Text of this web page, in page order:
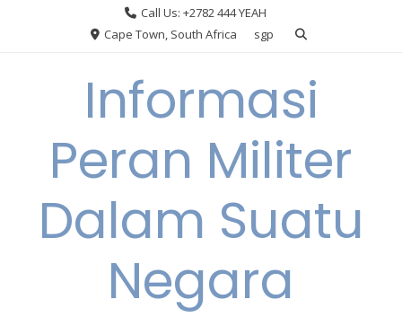
Call Us: +2782 444 YEAH
Cape Town, South Africa
sgp
Informasi
Peran Militer
Dalam Suatu
Negara